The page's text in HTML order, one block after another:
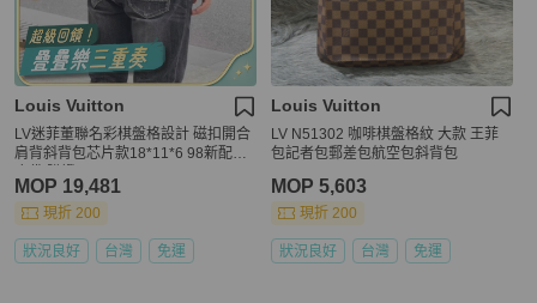
Louis Vuitton
LV迷菲董聯名彩棋盤格設計 磁扣開合
肩背斜背包芯片款18*11*6 98新配件
MOP 19,481
現折 200
狀況良好 台灣 免運
Louis Vuitton
LV N51302 咖啡棋盤格紋 大款 王菲
包記者包郵差包航空包斜背包
MOP 5,603
現折 200
狀況良好 台灣 免運